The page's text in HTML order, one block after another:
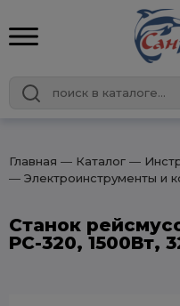
Главная ― Каталог ―
― Электроинструменты и
Станок
РС-320, 1500Вт,